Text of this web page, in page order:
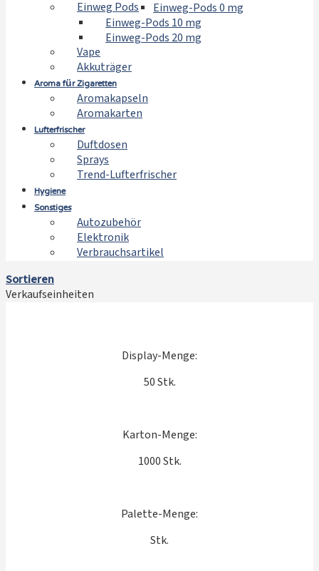
Einweg Pods
Einweg-Pods 0 mg
Einweg-Pods 10 mg
Einweg-Pods 20 mg
Vape
Akkuträger
Aroma für Zigaretten
Aromakapseln
Aromakarten
Lufterfrischer
Duftdosen
Sprays
Trend-Lufterfrischer
Hygiene
Sonstiges
Autozubehör
Elektronik
Verbrauchsartikel
Sortieren
Verkaufseinheiten
Display-Menge:
50 Stk.
Karton-Menge:
1000 Stk.
Palette-Menge:
Stk.